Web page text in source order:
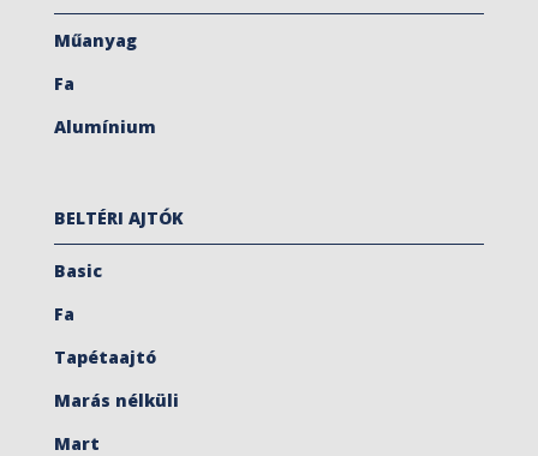
Műanyag
Fa
Alumínium
BELTÉRI AJTÓK
Basic
Fa
Tapétaajtó
Marás nélküli
Mart